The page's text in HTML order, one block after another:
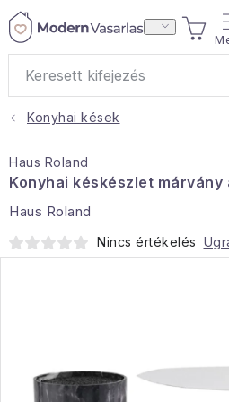
Ugrás
Ajándékok
Otthoni illatok
Konyhai kések
Haus Roland
Konyhai késkészlet márvány
Haus Roland
Nincs értékelés